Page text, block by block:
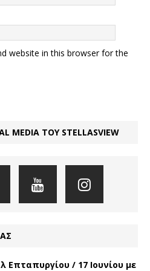
website in this browser for the
MEDIA ΤΟΥ STELLASVIEW
Επταπυργίου / 17 Ιουνίου με